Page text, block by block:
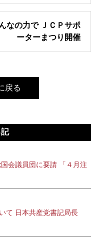
なの力で ＪＣＰサポ
ーターまつり開催
戻る
会議員団に要請 「４月注
て 日本共産党書記局長